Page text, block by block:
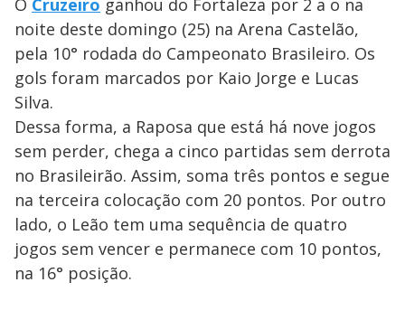
O Cruzeiro ganhou do Fortaleza por 2 a o na
noite deste domingo (25) na Arena Castelão,
pela 10° rodada do Campeonato Brasileiro. Os
gols foram marcados por Kaio Jorge e Lucas
Silva.
Dessa forma, a Raposa que está há nove jogos
sem perder, chega a cinco partidas sem derrota
no Brasileirão. Assim, soma três pontos e segue
na terceira colocação com 20 pontos. Por outro
lado, o Leão tem uma sequência de quatro
jogos sem vencer e permanece com 10 pontos,
na 16° posição.